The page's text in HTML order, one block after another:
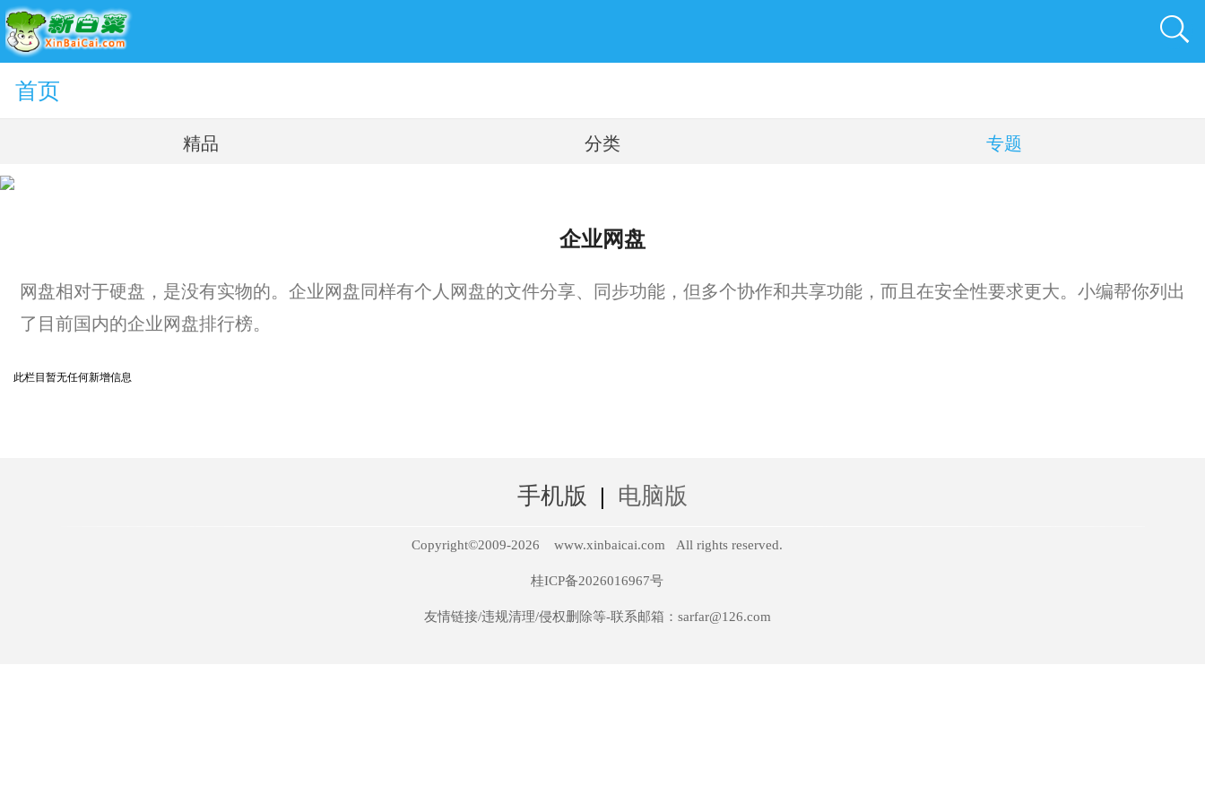
首页
精品 分类 专题
企业网盘
网盘相对于硬盘，是没有实物的。企业网盘同样有个人网盘的文件分享、同步功能，但多个协作和共享功能，而且在安全性要求更大。小编帮你列出
了目前国内的企业网盘排行榜。
此栏目暂无任何新增信息
手机版 | 电脑版
Copyright©2009-2026 www.xinbaicai.com All rights reserved.
桂ICP备2026016967号
友情链接/违规清理/侵权删除等-联系邮箱：sarfar@126.com